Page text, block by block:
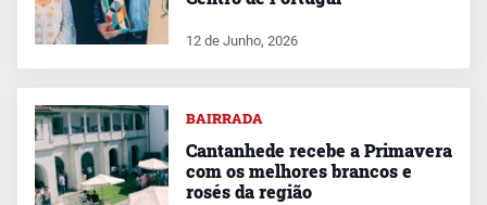
12 de Junho, 2026
BAIRRADA
Cantanhede recebe a Primavera
com os melhores brancos e
rosés da região